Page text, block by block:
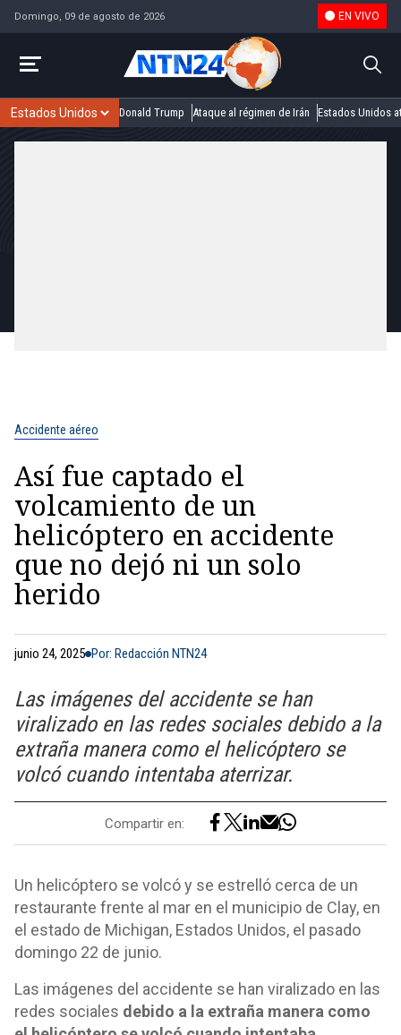
Domingo, 09 de agosto de 2026 EN VIVO
Donald Trump Ataque al régimen de Irán Estados Unidos
Accidente aéreo
Así fue captado el
volcamiento de un
helicóptero en accidente
que no dejó ni un solo
herido
junio 24, 2025 Por: Redacción NTN24
Las imágenes del accidente se han
viralizado en las redes sociales debido a la
extraña manera como el helicóptero se
volcó cuando intentaba aterrizar.
Compartir en:
Un helicóptero se volcó y se estrelló cerca de un
restaurante frente al mar en el municipio de Clay, en
el estado de Michigan, Estados Unidos, el pasado
domingo 22 de junio.
Las imágenes del accidente se han viralizado en las
redes sociales debido a la extraña manera como